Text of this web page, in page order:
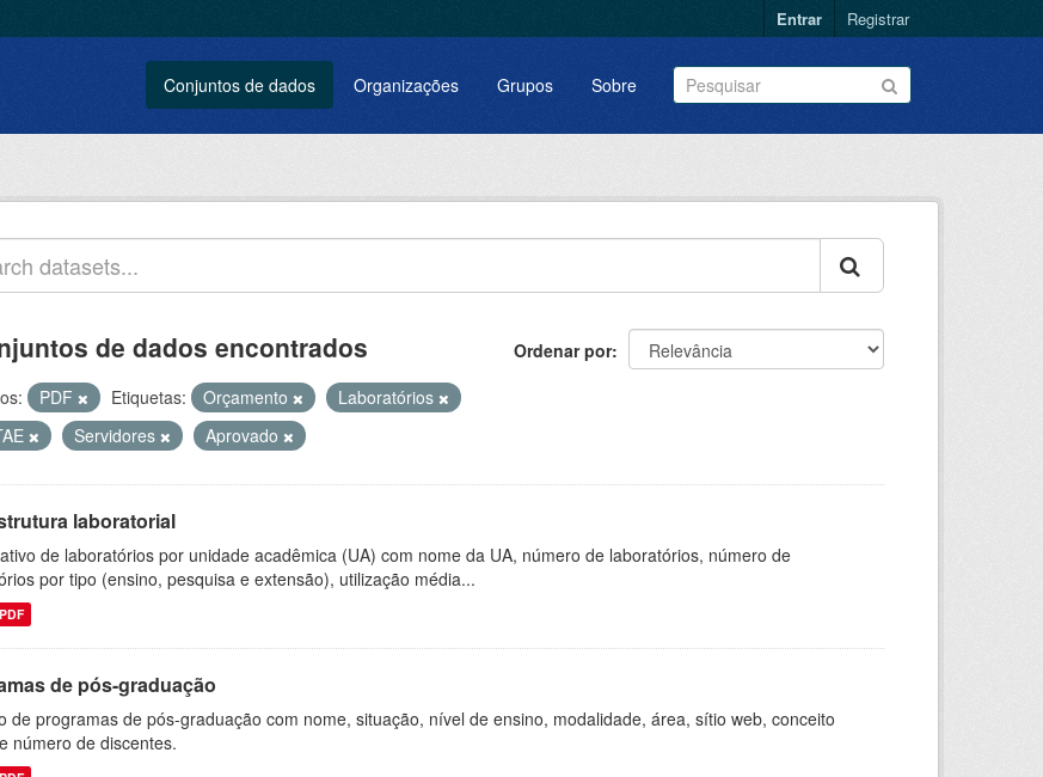
Entrar Registrar
Conjuntos de dados Organizações Grupos Sobre
Ordenar por
de dados encontrados
PDF Etiquetas: Orçamento
Laboratórios
Servidores Aprovado
laboratorial
de laboratórios por unidade acadêmica (UA) com nome da UA, número de laboratórios, número de
por tipo (ensino, pesquisa e extensão), utilização média...
PDF
de pós-graduação
de programas de pós-graduação com nome, situação, nível de ensino, modalidade, área, sítio web, conceito
número de discentes.